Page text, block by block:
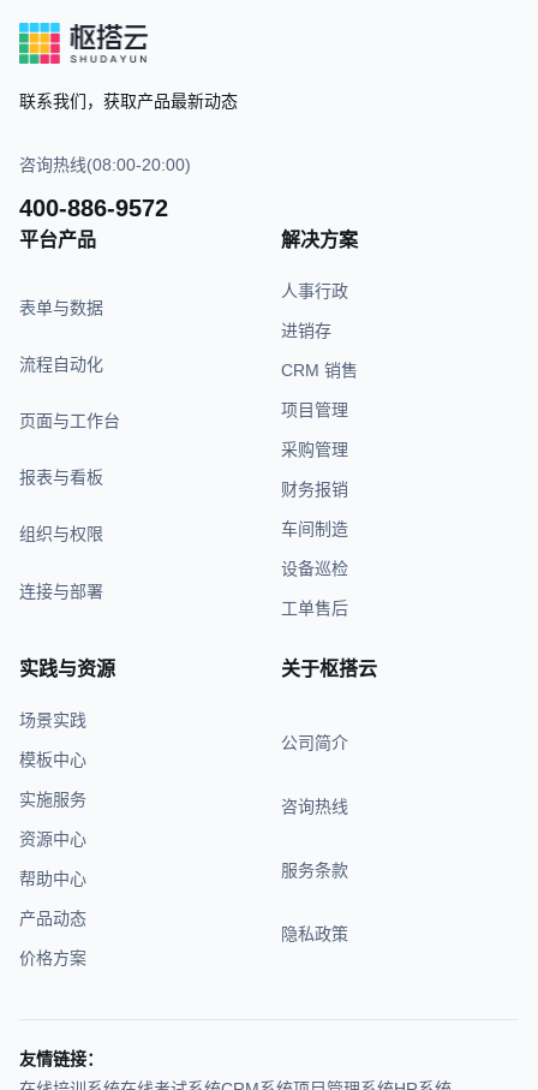
联系我们，获取产品最新动态
咨询热线(08:00-20:00)
400-886-9572
平台产品
表单与数据
流程自动化
页面与工作台
报表与看板
组织与权限
连接与部署
解决方案
人事行政
进销存
CRM 销售
项目管理
采购管理
财务报销
车间制造
设备巡检
工单售后
实践与资源
场景实践
模板中心
实施服务
资源中心
帮助中心
产品动态
价格方案
关于枢搭云
公司简介
咨询热线
服务条款
隐私政策
友情链接：